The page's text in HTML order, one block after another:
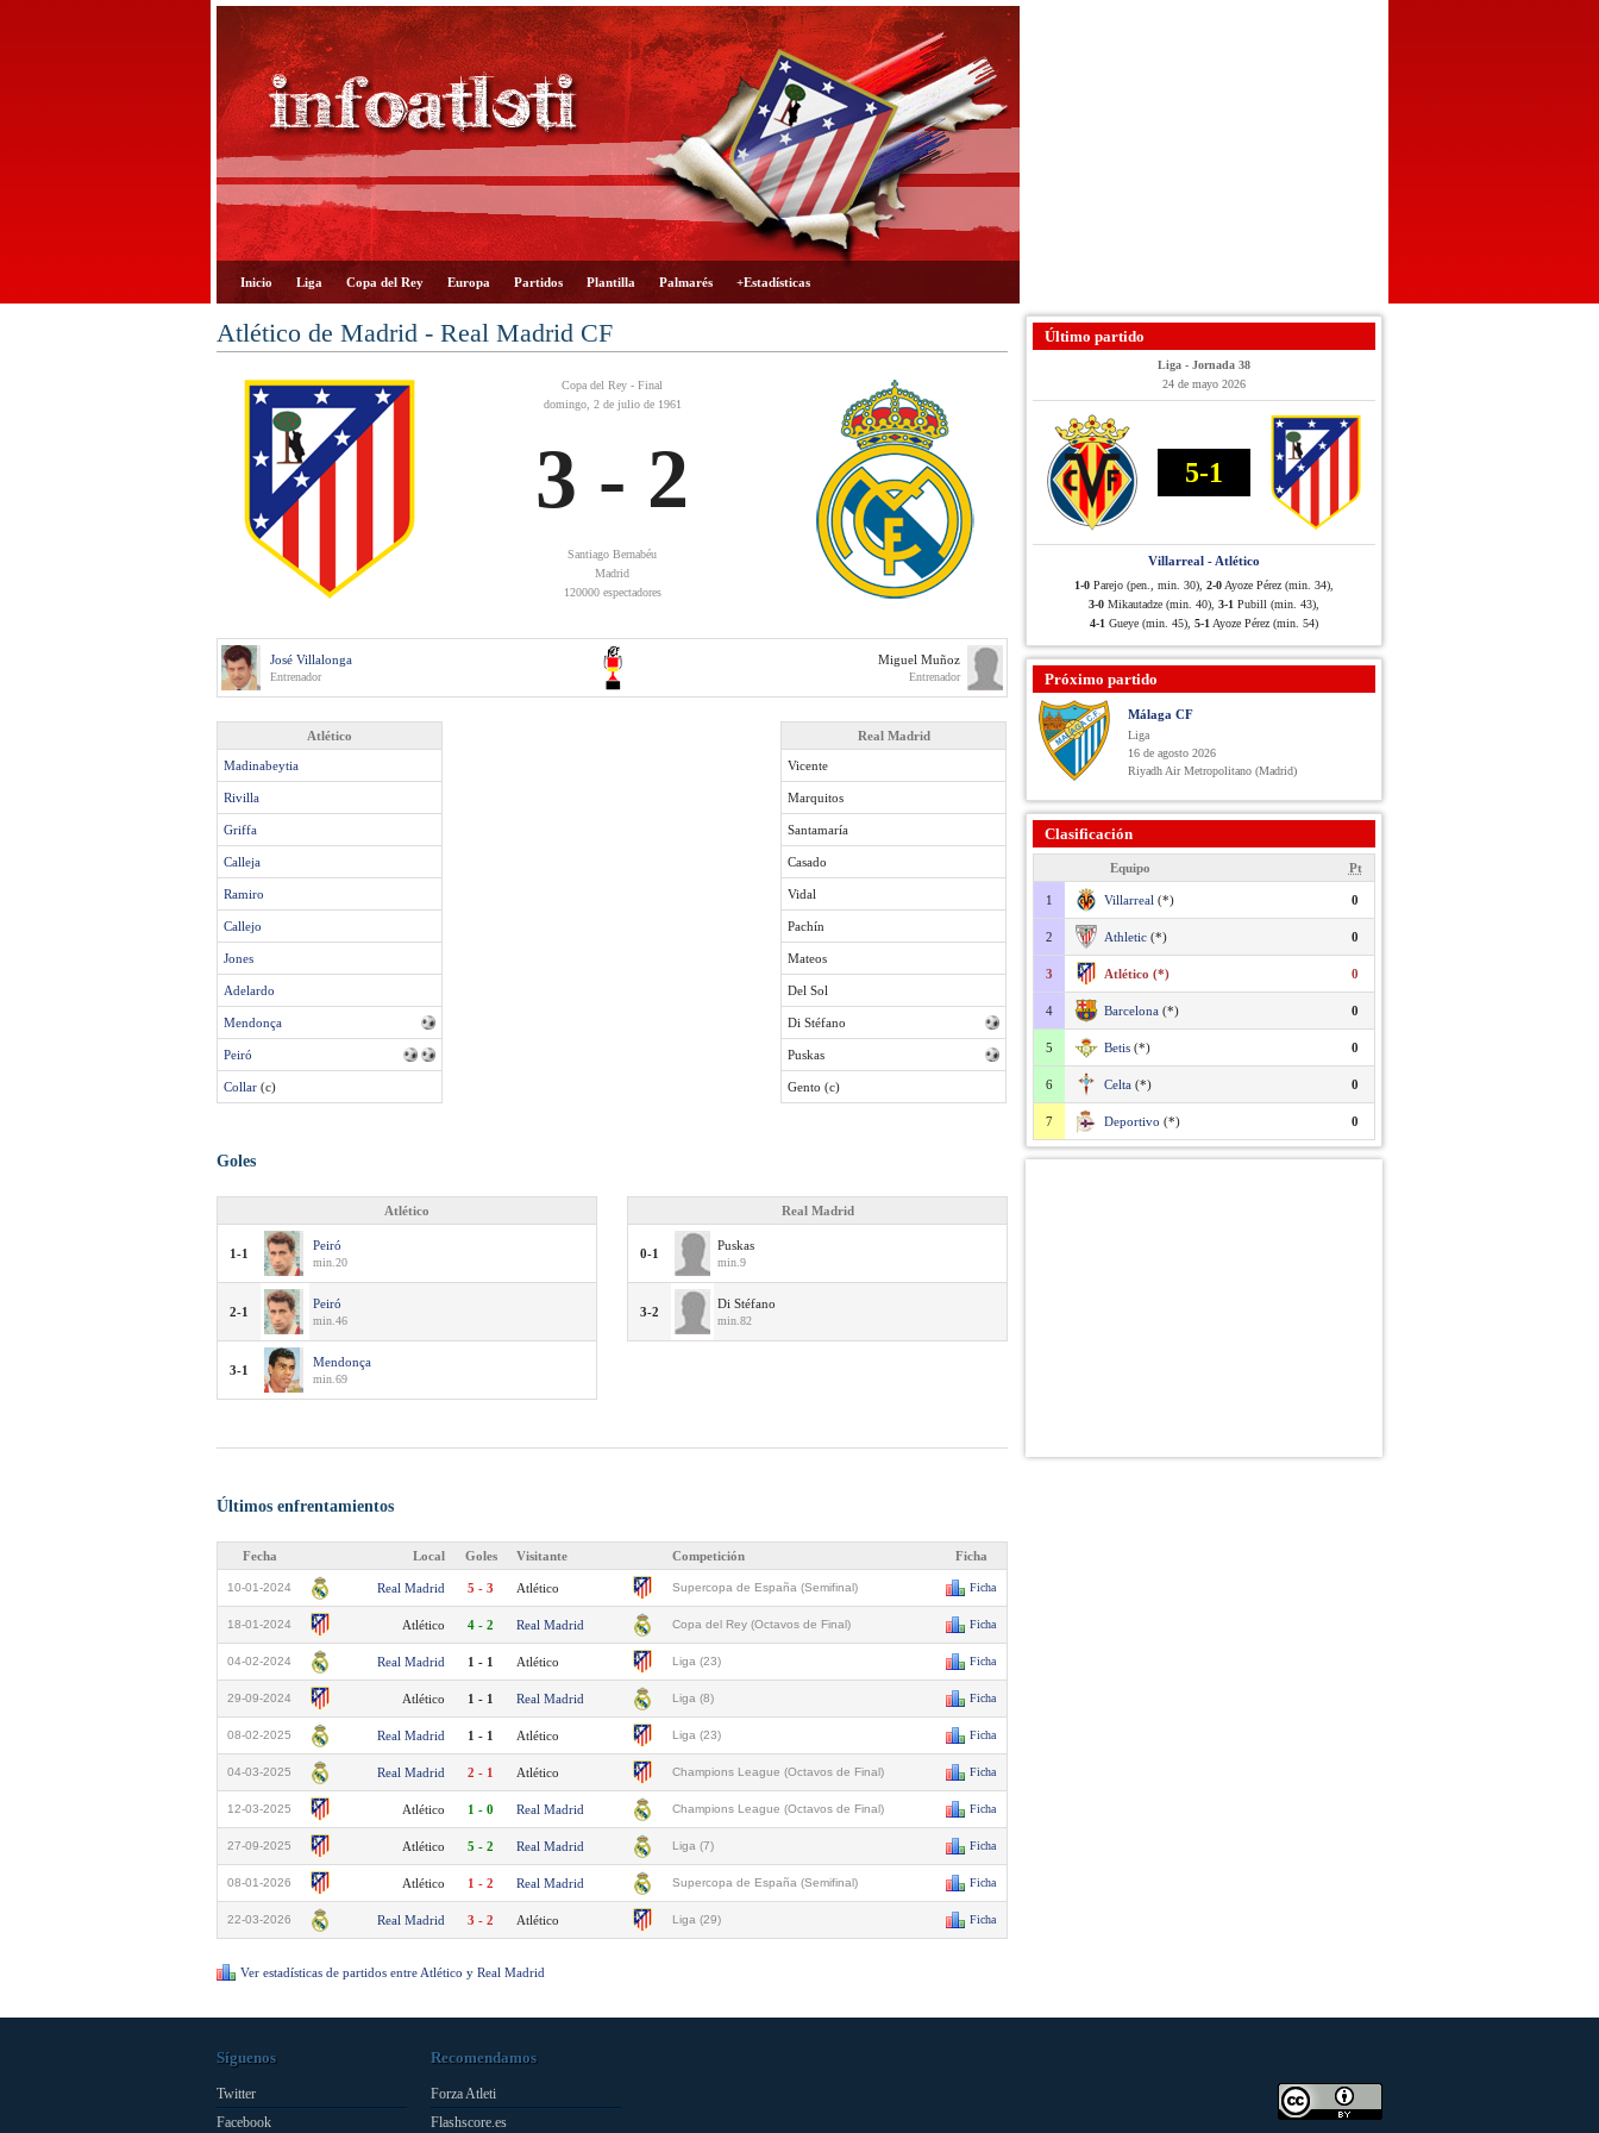
Inicio Liga Copa del Rey Europa Partidos Plantilla Palmarés +Estadísticas
Atlético de Madrid - Real Madrid CF
Copa del Rey - Final
domingo, 2 de julio de 1961
3 - 2
Santiago Bernabéu
Madrid
120000 espectadores
José Villalonga
Entrenador
Miguel Muñoz
Entrenador
Atlético
Madinabeytia
Rivilla
Griffa
Calleja
Ramiro
Callejo
Jones
Adelardo
Mendonça
Peiró
Collar (c)
Real Madrid
Vicente
Marquitos
Santamaría
Casado
Vidal
Pachín
Mateos
Del Sol
Di Stéfano
Puskas
Gento (c)
Goles
Atlético
1-1
Peiró
min.20
2-1
Peiró
min.46
3-1
Mendonça
min.69
Real Madrid
0-1
Puskas
min.9
3-2
Di Stéfano
min.82
Últimos enfrentamientos
Fecha Local Goles Visitante Competición Ficha
10-01-2024 Real Madrid 5 - 3 Atlético Supercopa de España (Semifinal) Ficha
18-01-2024 Atlético 4 - 2 Real Madrid Copa del Rey (Octavos de Final) Ficha
04-02-2024 Real Madrid 1 - 1 Atlético Liga (23) Ficha
29-09-2024 Atlético 1 - 1 Real Madrid Liga (8) Ficha
08-02-2025 Real Madrid 1 - 1 Atlético Liga (23) Ficha
04-03-2025 Real Madrid 2 - 1 Atlético Champions League (Octavos de Final) Ficha
12-03-2025 Atlético 1 - 0 Real Madrid Champions League (Octavos de Final) Ficha
27-09-2025 Atlético 5 - 2 Real Madrid Liga (7) Ficha
08-01-2026 Atlético 1 - 2 Real Madrid Supercopa de España (Semifinal) Ficha
22-03-2026 Real Madrid 3 - 2 Atlético Liga (29) Ficha
Ver estadísticas de partidos entre Atlético y Real Madrid
Último partido
Liga - Jornada 38
24 de mayo 2026
5-1
Villarreal - Atlético
1-0 Parejo (pen., min. 30), 2-0 Ayoze Pérez (min. 34),
3-0 Mikautadze (min. 40), 3-1 Pubill (min. 43),
4-1 Gueye (min. 45), 5-1 Ayoze Pérez (min. 54)
Próximo partido
Málaga CF
Liga
16 de agosto 2026
Riyadh Air Metropolitano (Madrid)
Clasificación
Equipo Pt
1 Villarreal (*) 0
2 Athletic (*) 0
3 Atlético (*) 0
4 Barcelona (*) 0
5 Betis (*) 0
6 Celta (*) 0
7 Deportivo (*) 0
Síguenos
Twitter
Facebook
Recomendamos
Forza Atleti
Flashscore.es